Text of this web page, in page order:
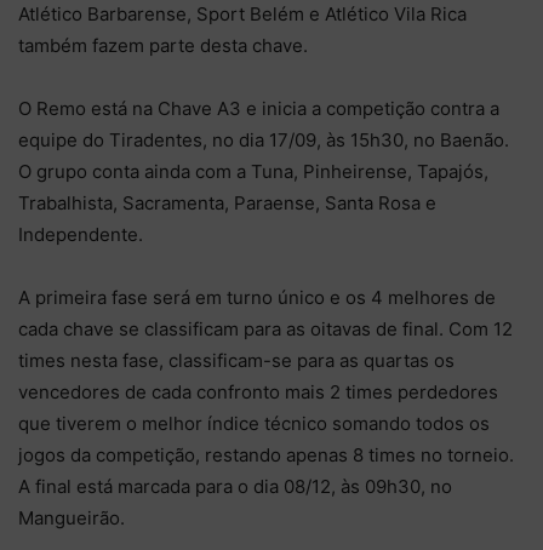
Atlético Barbarense, Sport Belém e Atlético Vila Rica
também fazem parte desta chave.
O Remo está na Chave A3 e inicia a competição contra a
equipe do Tiradentes, no dia 17/09, às 15h30, no Baenão.
O grupo conta ainda com a Tuna, Pinheirense, Tapajós,
Trabalhista, Sacramenta, Paraense, Santa Rosa e
Independente.
A primeira fase será em turno único e os 4 melhores de
cada chave se classificam para as oitavas de final. Com 12
times nesta fase, classificam-se para as quartas os
vencedores de cada confronto mais 2 times perdedores
que tiverem o melhor índice técnico somando todos os
jogos da competição, restando apenas 8 times no torneio.
A final está marcada para o dia 08/12, às 09h30, no
Mangueirão.